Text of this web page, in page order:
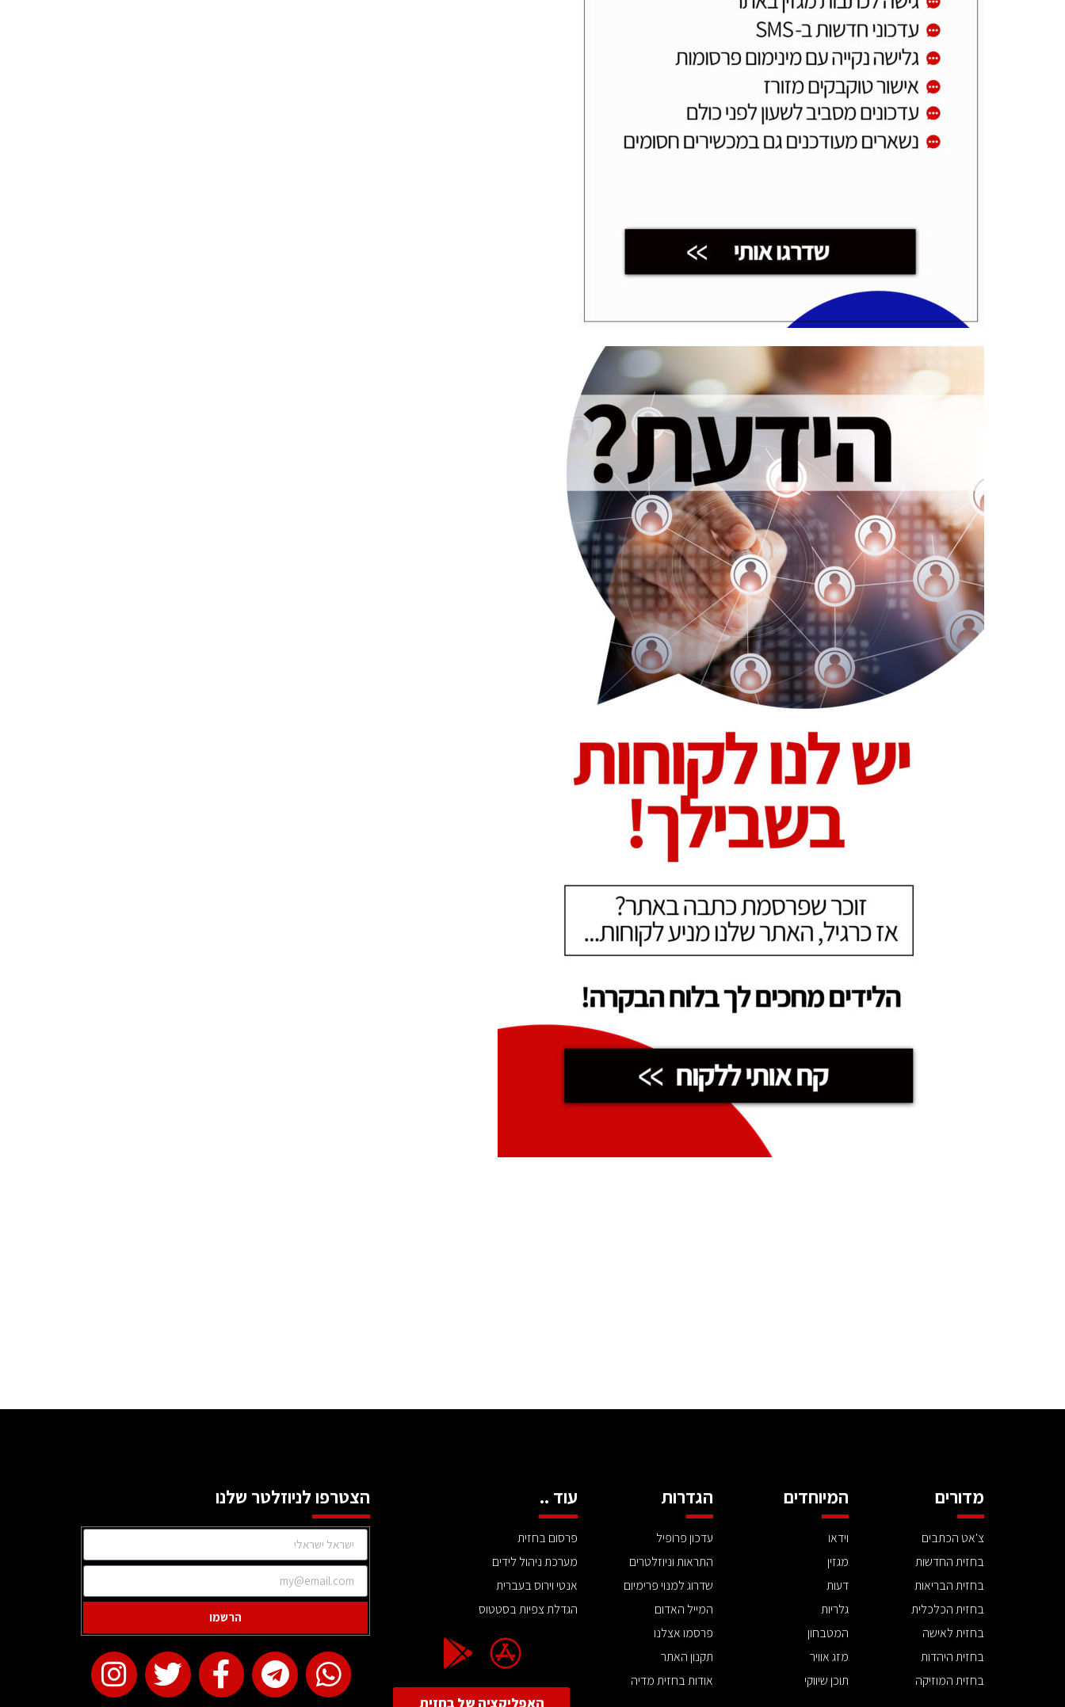
מדורים
צ'אט הכתבים
בחזית החדשות
בחזית הבריאות
בחזית הכלכלית
בחזית לאישה
בחזית היהדות
בחזית המוזיקה
המיוחדים
וידאו
מגזין
דעות
גלריות
המטבחון
מזג אוויר
תוכן שיווקי
הגדרות
עדכון פרופיל
התראות וניוזלטרים
שדרוג למנוי פרימיום
המייל האדום
פרסמו אצלנו
תקנון האתר
אודות בחזית מדיה
עוד ..
פרסום בחזית
מערכת ניהול לידים
אנטי וירוס בעברית
הגדלת צפיות בסטטוס
האפליקציה של בחזית
הצטרפו לניוזלטר שלנו
הרשמו